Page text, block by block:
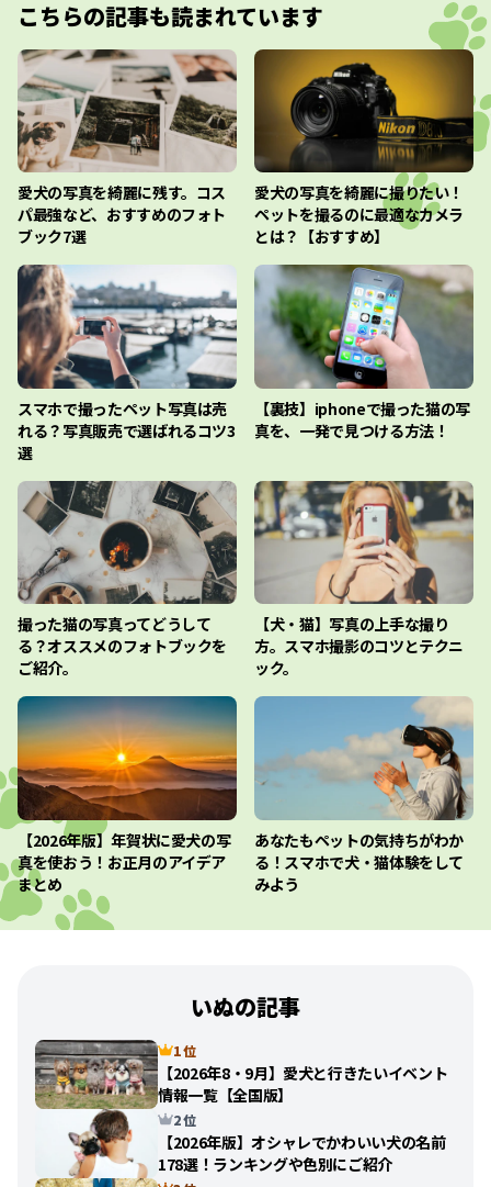
こちらの記事も読まれています
愛犬の写真を綺麗に残す。コス
パ最強など、おすすめのフォト
ブック7選
愛犬の写真を綺麗に撮りたい！
ペットを撮るのに最適なカメラ
とは？【おすすめ】
スマホで撮ったペット写真は売
れる？写真販売で選ばれるコツ3
選
【裏技】iphoneで撮った猫の写
真を、一発で見つける方法！
撮った猫の写真ってどうして
る？オススメのフォトブックを
ご紹介。
【犬・猫】写真の上手な撮り
方。スマホ撮影のコツとテクニ
ック。
【2026年版】年賀状に愛犬の写
真を使おう！お正月のアイデア
まとめ
あなたもペットの気持ちがわか
る！スマホで犬・猫体験をして
みよう
いぬの記事
1 位
【2026年8・9月】愛犬と行きたいイベント
情報一覧【全国版】
2 位
【2026年版】オシャレでかわいい犬の名前
178選！ランキングや色別にご紹介